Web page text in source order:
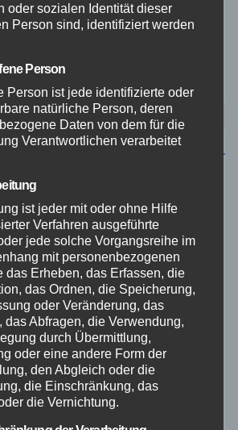
oder sozialen Identität dieser
Person sind, identifiziert werden
Person
Person ist jede identifizierte oder
natürliche Person, deren
Daten von dem für die
Verantwortlichen verarbeitet
ist jeder mit oder ohne Hilfe
Verfahren ausgeführte
jede solche Vorgangsreihe im
mit personenbezogenen
das Erheben, das Erfassen, die
das Ordnen, die Speicherung,
oder Veränderung, das
das Abfragen, die Verwendung,
durch Übermittlung,
oder eine andere Form der
den Abgleich oder die
die Einschränkung, das
die Vernichtung.